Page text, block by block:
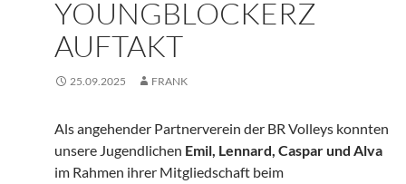
YOUNGBLOCKERZ
AUFTAKT
25.09.2025 FRANK
Als angehender Partnerverein der BR Volleys konnten
unsere Jugendlichen Emil, Lennard, Caspar und Alva
im Rahmen ihrer Mitgliedschaft beim